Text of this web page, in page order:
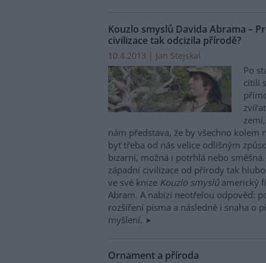
Kouzlo smyslů Davida Abrama –
civilizace tak odcizila přírodě?
10.4.2013 | Jan Stejskal
Po
cítili
nám představa, že by všechno kolem
byť třeba od nás velice odlišným
bizarní, možná i potrhlá nebo směšná.
západní civilizace od přírody tak
ve své knize Kouzlo smyslůamerický
Abram. A nabízí neotřelou odpověď:
rozšíření písma a následně i snaha o
myšlení.
Ornament a příroda